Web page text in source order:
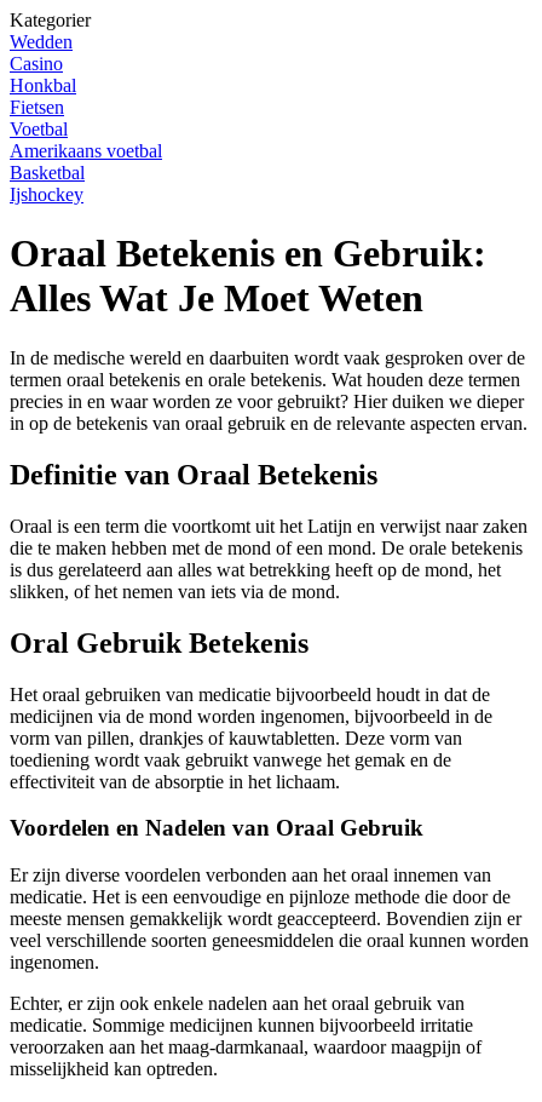
Kategorier
Wedden
Casino
Honkbal
Fietsen
Voetbal
Amerikaans voetbal
Basketbal
Ijshockey
Oraal Betekenis en Gebruik:
Alles Wat Je Moet Weten
In de medische wereld en daarbuiten wordt vaak gesproken over de
termen oraal betekenis en orale betekenis. Wat houden deze termen
precies in en waar worden ze voor gebruikt? Hier duiken we dieper
in op de betekenis van oraal gebruik en de relevante aspecten ervan.
Definitie van Oraal Betekenis
Oraal is een term die voortkomt uit het Latijn en verwijst naar zaken
die te maken hebben met de mond of een mond. De orale betekenis
is dus gerelateerd aan alles wat betrekking heeft op de mond, het
slikken, of het nemen van iets via de mond.
Oral Gebruik Betekenis
Het oraal gebruiken van medicatie bijvoorbeeld houdt in dat de
medicijnen via de mond worden ingenomen, bijvoorbeeld in de
vorm van pillen, drankjes of kauwtabletten. Deze vorm van
toediening wordt vaak gebruikt vanwege het gemak en de
effectiviteit van de absorptie in het lichaam.
Voordelen en Nadelen van Oraal Gebruik
Er zijn diverse voordelen verbonden aan het oraal innemen van
medicatie. Het is een eenvoudige en pijnloze methode die door de
meeste mensen gemakkelijk wordt geaccepteerd. Bovendien zijn er
veel verschillende soorten geneesmiddelen die oraal kunnen worden
ingenomen.
Echter, er zijn ook enkele nadelen aan het oraal gebruik van
medicatie. Sommige medicijnen kunnen bijvoorbeeld irritatie
veroorzaken aan het maag-darmkanaal, waardoor maagpijn of
misselijkheid kan optreden.